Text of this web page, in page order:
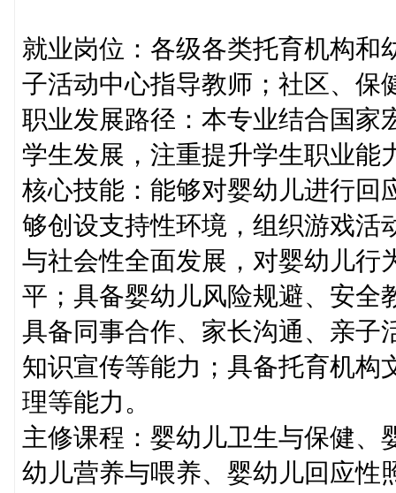
就业岗位：各级各类托育机构和
子活动中心指导教师；社区、保
职业发展路径：本专业结合国家
学生发展，注重提升学生职业能
核心技能：能够对婴幼儿进行回
够创设支持性环境，组织游戏活
与社会性全面发展，对婴幼儿行
平；具备婴幼儿风险规避、安全
具备同事合作、家长沟通、亲子
知识宣传等能力；具备托育机构
理等能力。
主修课程：婴幼儿卫生与保健、
幼儿营养与喂养、婴幼儿回应性